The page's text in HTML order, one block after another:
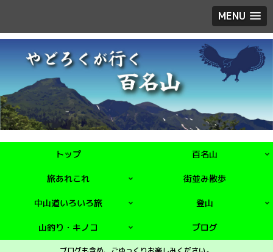
MENU
トップ 百名山
旅あれこれ 街並み散歩
中山道いろいろ旅 登山
山釣り・キノコ ブログ